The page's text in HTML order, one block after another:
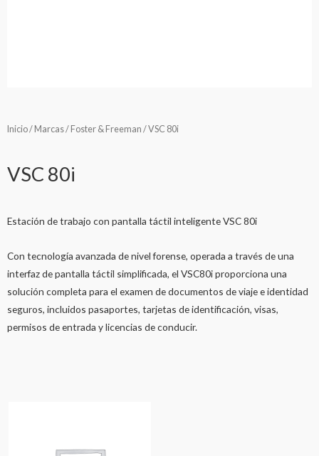
Inicio/ Marcas/ Foster & Freeman / VSC 80i
VSC 80i
Estación de trabajo con pantalla táctil inteligente VSC 80i
Con tecnología avanzada de nivel forense, operada a través de una
interfaz de pantalla táctil simplificada, el VSC80i proporciona una
solución completa para el examen de documentos de viaje e identidad
seguros, incluidos pasaportes, tarjetas de identificación, visas,
permisos de entrada y licencias de conducir.